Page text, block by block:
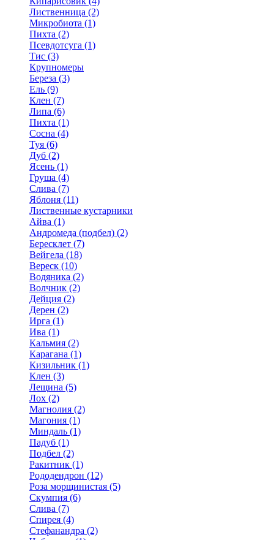
Лиственница (2)
Микробиота (1)
Пихта (2)
Псевдотсуга (1)
Тис (3)
Крупномеры
Береза (3)
Ель (9)
Клен (7)
Липа (6)
Пихта (1)
Сосна (4)
Туя (6)
Дуб (2)
Ясень (1)
Груша (4)
Слива (7)
Яблоня (11)
Лиственные кустарники
Айва (1)
Андромеда (подбел) (2)
Бересклет (7)
Вейгела (18)
Вереск (10)
Водяника (2)
Волчник (2)
Дейция (2)
Дерен (2)
Ирга (1)
Ива (1)
Кальмия (2)
Карагана (1)
Кизильник (1)
Клен (3)
Лещина (5)
Лох (2)
Магнолия (2)
Магония (1)
Миндаль (1)
Падуб (1)
Подбел (2)
Ракитник (1)
Рододендрон (12)
Роза морщинистая (5)
Скумпия (6)
Слива (7)
Спирея (4)
Стефанандра (2)